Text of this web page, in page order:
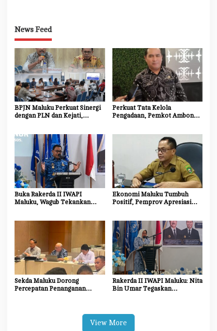
News Feed
BPJN Maluku Perkuat Sinergi
dengan PLN dan Kejati,
Proyek Strategis
Perkuat Tata Kelola
Pengadaan, Pemkot Ambon
Buka Rakerda II IWAPI
Maluku, Wagub Tekankan
Ekonomi Maluku Tumbuh
Positif, Pemprov Apresiasi
Sekda Maluku Dorong
Percepatan Penanganan
Rakerda II IWAPI Maluku: Nita
Bin Umar Tegaskan
View More